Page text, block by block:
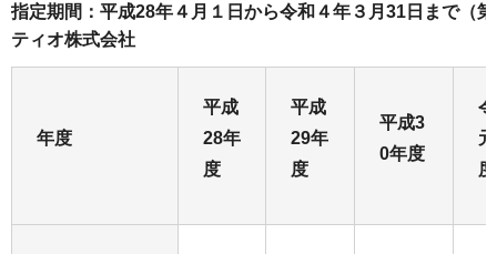
指定期間：平成28年４月１日から令和４年３月31日まで（
ティオ株式会社
年度
平成
28年
度
平成
29年
度
平成3
0年度
度